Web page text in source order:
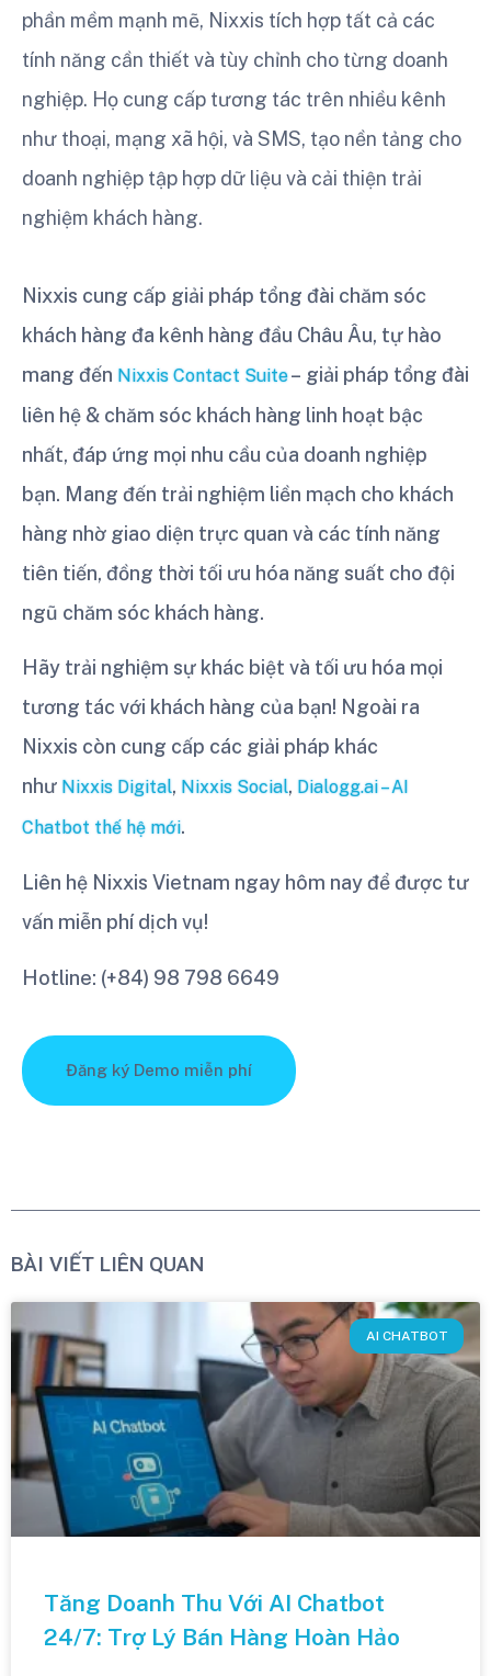
phần mềm mạnh mẽ, Nixxis tích hợp tất cả các
tính năng cần thiết và tùy chỉnh cho từng doanh
nghiệp. Họ cung cấp tương tác trên nhiều kênh
như thoại, mạng xã hội, và SMS, tạo nền tảng cho
doanh nghiệp tập hợp dữ liệu và cải thiện trải
nghiệm khách hàng.
Nixxis cung cấp giải pháp tổng đài chăm sóc
khách hàng đa kênh hàng đầu Châu Âu, tự hào
mang đến Nixxis Contact Suite– giải pháp tổng đài
liên hệ & chăm sóc khách hàng linh hoạt bậc
nhất, đáp ứng mọi nhu cầu của doanh nghiệp
bạn. Mang đến trải nghiệm liền mạch cho khách
hàng nhờ giao diện trực quan và các tính năng
tiên tiến, đồng thời tối ưu hóa năng suất cho đội
ngũ chăm sóc khách hàng.
Hãy trải nghiệm sự khác biệt và tối ưu hóa mọi
tương tác với khách hàng của bạn! Ngoài ra
Nixxis còn cung cấp các giải pháp khác
như Nixxis Digital, Nixxis Social, Dialogg.ai – AI
Chatbot thế hệ mới.
Liên hệ Nixxis Vietnam ngay hôm nay để được tư
vấn miễn phí dịch vụ!
Hotline: (+84) 98 798 6649
Đăng ký Demo miễn phí
BÀI VIẾT LIÊN QUAN
AI CHATBOT
Tăng Doanh Thu Với AI Chatbot
24/7: Trợ Lý Bán Hàng Hoàn Hảo